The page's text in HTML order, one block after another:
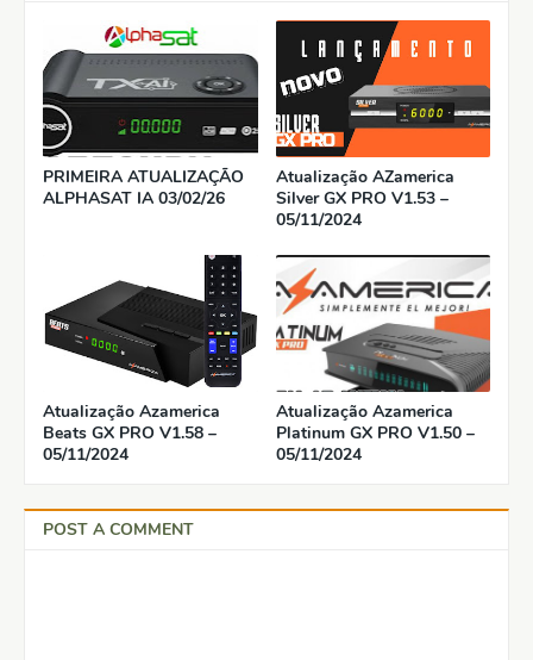
PRIMEIRA ATUALIZAÇÃO
ALPHASAT IA 03/02/26
Atualização AZamerica
Silver GX PRO V1.53 –
05/11/2024
Atualização Azamerica
Beats GX PRO V1.58 –
05/11/2024
Atualização Azamerica
Platinum GX PRO V1.50 –
05/11/2024
POST A COMMENT